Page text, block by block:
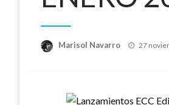
Marisol Navarro
Publicado
27